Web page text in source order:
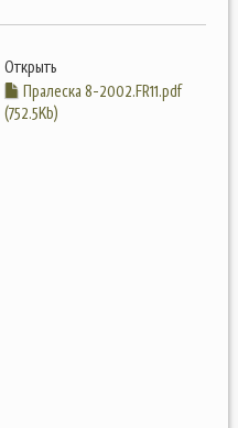
Открыть
Пралеска 8-2002.FR11.pdf
(752.5Kb)